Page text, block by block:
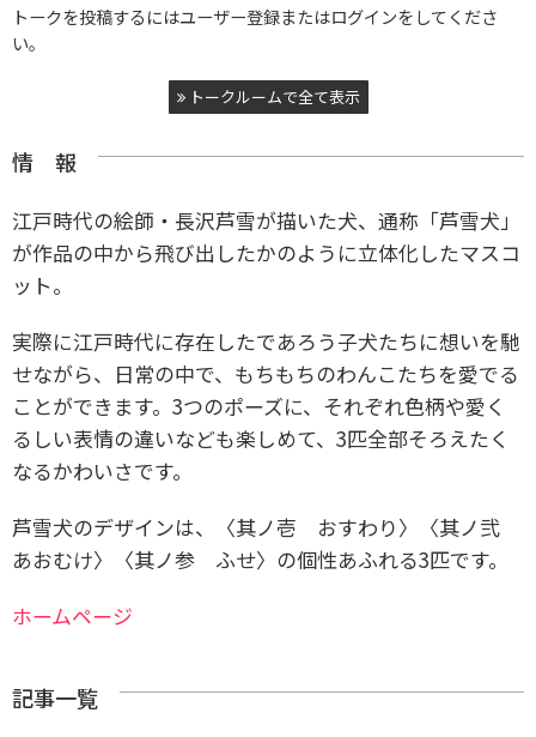
トークを投稿するにはユーザー登録またはログインをしてくださ
い。
トークルームで全て表示
情 報
江戸時代の絵師・長沢芦雪が描いた犬、通称「芦雪犬」
が作品の中から飛び出したかのように立体化したマスコ
ット。
実際に江戸時代に存在したであろう子犬たちに想いを馳
せながら、日常の中で、もちもちのわんこたちを愛でる
ことができます。3つのポーズに、それぞれ色柄や愛く
るしい表情の違いなども楽しめて、3匹全部そろえたく
なるかわいさです。
芦雪犬のデザインは、〈其ノ壱 おすわり〉〈其ノ弐
あおむけ〉〈其ノ参 ふせ〉の個性あふれる3匹です。
ホームページ
記事一覧